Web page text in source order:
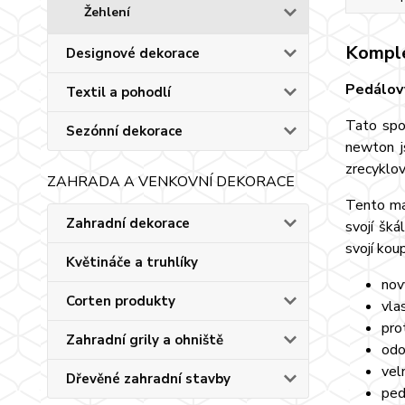
Žehlení
Designové dekorace
Textil a pohodlí
Sezónní dekorace
ZAHRADA A VENKOVNÍ DEKORACE
Zahradní dekorace
Květináče a truhlíky
Corten produkty
Zahradní grily a ohniště
Dřevěné zahradní stavby
Tato
newton
Tento
svojí
svojí